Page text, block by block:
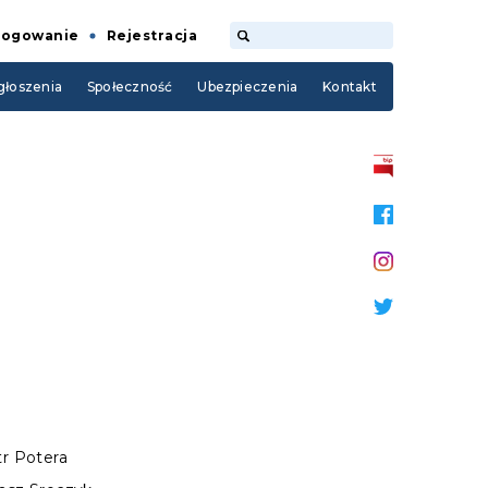
Rejestracja
Społeczność Ubezpieczenia Kontakt
Potera